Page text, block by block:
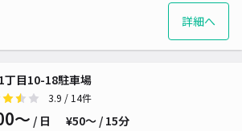
詳細へ
丁目10-18駐車場
3.9 / 14件
〜 / 日 ¥50〜 / 15分